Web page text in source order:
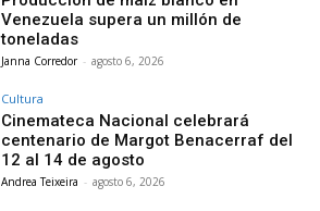
Venezuela supera un millón de
toneladas
Janna Corredor - agosto 6, 2026
Cultura
Cinemateca Nacional celebrará
centenario de Margot Benacerraf del
12 al 14 de agosto
Andrea Teixeira - agosto 6, 2026